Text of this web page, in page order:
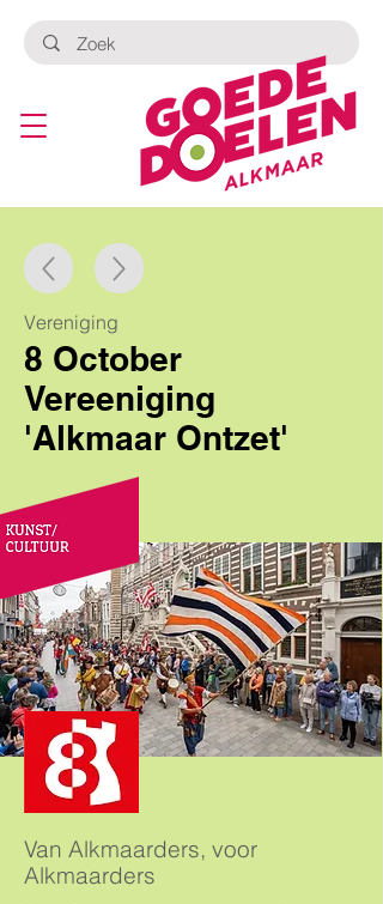
Vereniging
8 October
Vereeniging
'Alkmaar Ontzet'
Van Alkmaarders, voor
Alkmaarders